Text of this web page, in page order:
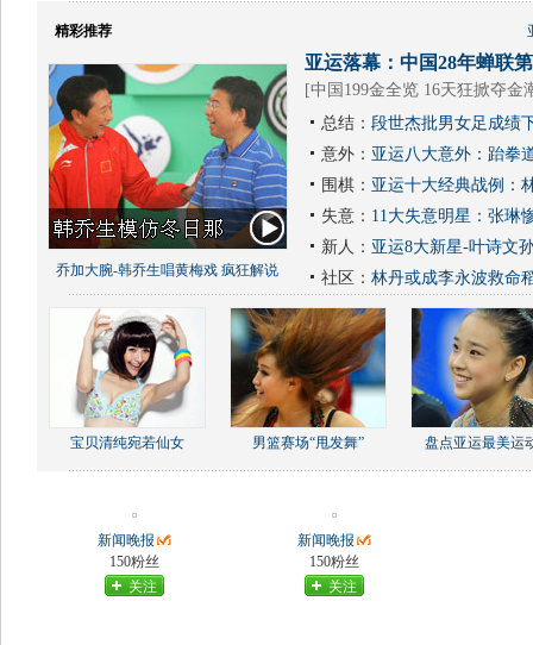
精彩推荐
乔加大腕-韩乔生唱黄梅戏 疯狂解说
亚运落幕：中国28年蝉联
[中国199金全览 16天狂掀夺金
总结： 段世杰批男女足成绩
意外： 亚运八大意外：跆拳
围棋： 亚运十大经典战例：
失意： 11大失意明星：张琳
新人： 亚运8大新星-叶诗文
社区： 林丹或成李永波救命
宝贝清纯宛若仙女 男篮赛场“甩发舞” 盘点亚运最美运
新闻晚报
150粉丝
关注
新闻晚报
150粉丝
关注